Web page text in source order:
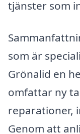
tjänster som
som är
Grönalid en
omfattar ny
reparationer,
Genom att